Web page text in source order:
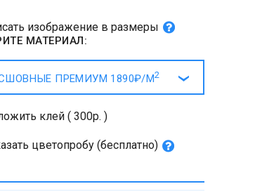
изображение в размеры
МАТЕРИАЛ:
ПРЕМИУМ 1890₽/М2
клей ( 300р. )
цветопробу (бесплатно)